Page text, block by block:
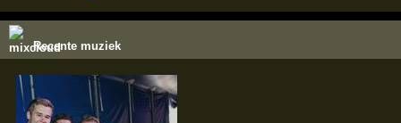
Recente muziek